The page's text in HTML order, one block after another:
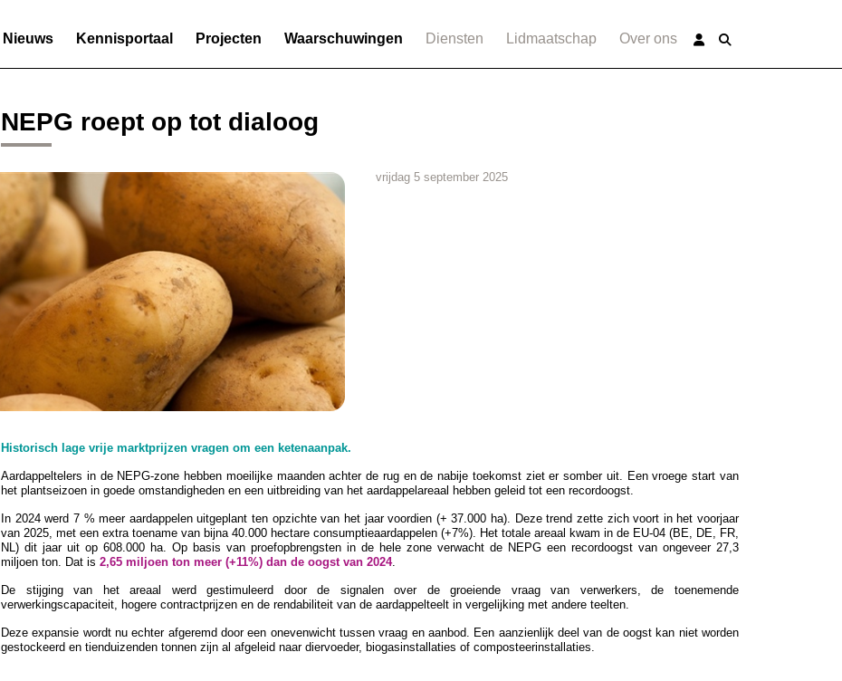
Nieuws Kennisportaal Projecten Waarschuwingen Diensten Lidmaatschap Over ons
NEPG roept op tot dialoog
vrijdag 5 september 2025
Historisch lage vrije marktprijzen vragen om een ketenaanpak.
Aardappeltelers in de NEPG-zone hebben moeilijke maanden achter de rug en de nabije toekomst ziet er somber uit. Een vroege start van
het plantseizoen in goede omstandigheden en een uitbreiding van het aardappelareaal hebben geleid tot een recordoogst.
In 2024 werd 7 % meer aardappelen uitgeplant ten opzichte van het jaar voordien (+ 37.000 ha). Deze trend zette zich voort in het voorjaar
van 2025, met een extra toename van bijna 40.000 hectare consumptieaardappelen (+7%). Het totale areaal kwam in de EU-04 (BE, DE, FR,
NL) dit jaar uit op 608.000 ha. Op basis van proefopbrengsten in de hele zone verwacht de NEPG een recordoogst van ongeveer 27,3
miljoen ton. Dat is 2,65 miljoen ton meer (+11%) dan de oogst van 2024.
De stijging van het areaal werd gestimuleerd door de signalen over de groeiende vraag van verwerkers, de toenemende
verwerkingscapaciteit, hogere contractprijzen en de rendabiliteit van de aardappelteelt in vergelijking met andere teelten.
Deze expansie wordt nu echter afgeremd door een onevenwicht tussen vraag en aanbod. Een aanzienlijk deel van de oogst kan niet worden
gestockeerd en tienduizenden tonnen zijn al afgeleid naar diervoeder, biogasinstallaties of composteerinstallaties.